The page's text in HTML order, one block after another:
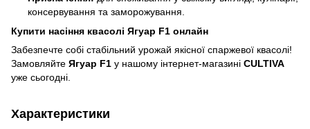
консервування та заморожування.
Купити насіння квасолі Ягуар F1 онлайн
Забезпечте собі стабільний урожай якісної спаржевої квасолі!
Замовляйте Ягуар F1 у нашому інтернет-магазині CULTIVA
уже сьогодні.
Характеристики